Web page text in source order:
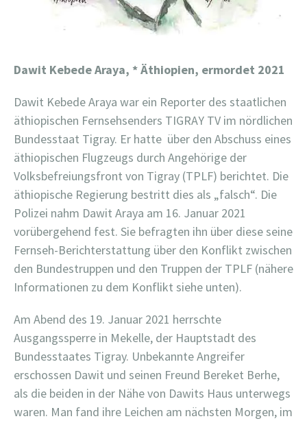
Dawit Kebede Araya, * Äthiopien, ermordet 2021
Dawit Kebede Araya war ein Reporter des staatlichen
äthiopischen Fernsehsenders TIGRAY TV im nördlichen
Bundesstaat Tigray. Er hatte über den Abschuss eines
äthiopischen Flugzeugs durch Angehörige der
Volksbefreiungsfront von Tigray (TPLF) berichtet. Die
äthiopische Regierung bestritt dies als „falsch“. Die
Polizei nahm Dawit Araya am 16. Januar 2021
vorübergehend fest. Sie befragten ihn über diese seine
Fernseh-Berichterstattung über den Konflikt zwischen
den Bundestruppen und den Truppen der TPLF (nähere
Informationen zu dem Konflikt siehe unten).
Am Abend des 19. Januar 2021 herrschte
Ausgangssperre in Mekelle, der Hauptstadt des
Bundesstaates Tigray. Unbekannte Angreifer
erschossen Dawit und seinen Freund Bereket Berhe,
als die beiden in der Nähe von Dawits Haus unterwegs
waren. Man fand ihre Leichen am nächsten Morgen, im